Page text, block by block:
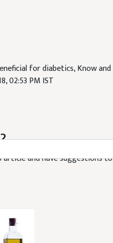
for diabetics, Know
02:53 PM IST
article and have suggestions